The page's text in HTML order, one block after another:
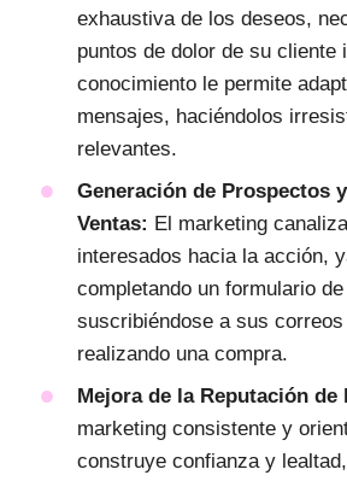
exhaustiva de los deseos,
puntos de dolor de su cliente
conocimiento le permite
mensajes, haciéndolos
relevantes.
Generación de Prospectos
Ventas: El marketing
interesados hacia la acción,
completando un formulario
suscribiéndose a sus
realizando una compra.
Mejora de la Reputación de
marketing consistente y
construye confianza y